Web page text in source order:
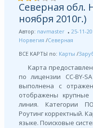
Северная обл.
ноября 2010г.)
Автор: navmaster 25-11-
Норвегия /Северная
ВСЕ КАРТЫ по: Карты /
Карта
по лицензии СС-BY-
выполнена с
отображены крупные
линия. Категории
Роутинг корректный.
языке. Поисковые